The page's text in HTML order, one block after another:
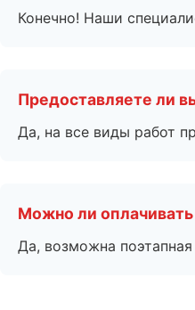
Конечно! Наши
Предоставляете ли
Да, на все виды работ
Можно ли оплачивать
Да, возможна